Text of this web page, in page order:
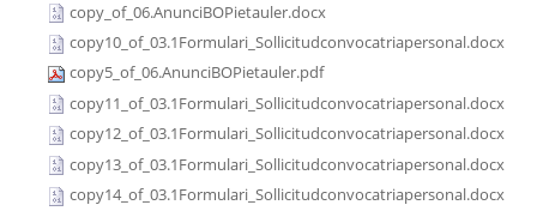
copy_of_06.AnunciBOPietauler.docx
copy10_of_03.1Formulari_Sollicitudconvocatriapersonal.docx
copy5_of_06.AnunciBOPietauler.pdf
copy11_of_03.1Formulari_Sollicitudconvocatriapersonal.docx
copy12_of_03.1Formulari_Sollicitudconvocatriapersonal.docx
copy13_of_03.1Formulari_Sollicitudconvocatriapersonal.docx
copy14_of_03.1Formulari_Sollicitudconvocatriapersonal.docx